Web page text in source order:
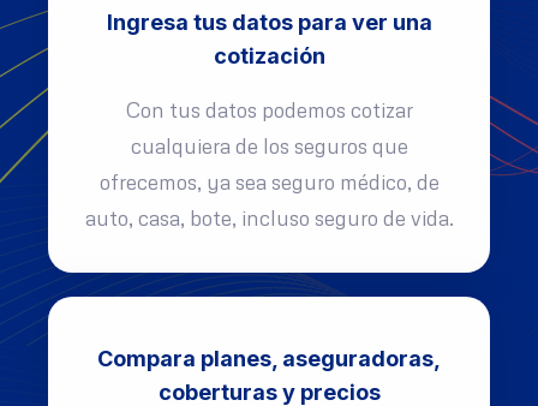
Ingresa tus datos para ver una
cotización​
Con tus datos podemos cotizar
cualquiera de los seguros que
ofrecemos, ya sea seguro médico, de
auto, casa, bote, incluso seguro de vida.
Compara planes, aseguradoras,
coberturas y precios